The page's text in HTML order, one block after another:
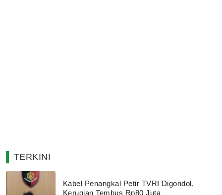
TERKINI
Kabel Penangkal Petir TVRI Digondol,
Kerugian Tembus Rp80 Juta